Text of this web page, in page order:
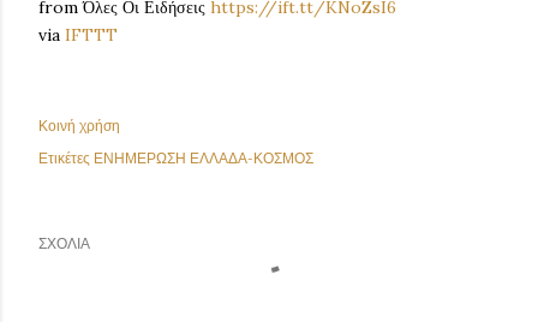
from Όλες Οι Ειδήσεις https://ift.tt/KNoZsI6
via IFTTT
Κοινή χρήση
Ετικέτες ΕΝΗΜΕΡΩΣΗ ΕΛΛΑΔΑ-ΚΟΣΜΟΣ
ΣΧΌΛΙΑ